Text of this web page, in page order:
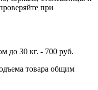
при
до 30 кг. - 700 руб.
товара общим